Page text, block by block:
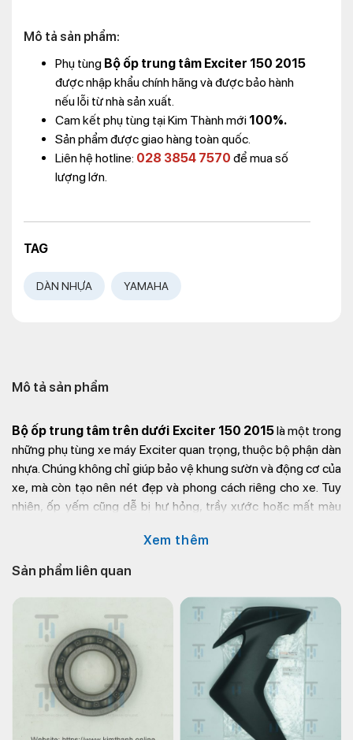
Mô tả sản phẩm:
Phụ tùng Bộ ốp trung tâm Exciter 150 2015
được nhập khẩu chính hãng và được bảo hành
nếu lỗi từ nhà sản xuất.
Cam kết phụ tùng tại Kim Thành mới 100%.
Sản phẩm được giao hàng toàn quốc.
Liên hệ hotline: 028 3854 7570 để mua số
lượng lớn.
TAG
DÀN NHỰA YAMAHA
Mô tả sản phẩm
Bộ ốp trung tâm trên dưới Exciter 150 2015là một trong
những phụ tùng xe máy Exciter quan trọng, thuộc bộ phận dàn
nhựa. Chúng không chỉ giúp bảo vệ khung sườn và động cơ của
xe, mà còn tạo nên nét đẹp và phong cách riêng cho xe. Tuy
nhiên, ốp yếm cũng dễ bị hư hỏng, trầy xước hoặc mất màu
kỳ. Và một trong những điều quan trọng nhất để đảm bảo sự an
toàn và độ bền cho xe Exciter 150 2015 chính là sử dụng các
phụ kiện chất lượng, đặc biệt là bộ ốp trung tâm trên dưới. Vậy
khi thay ốp trung tâm bao nhiêu tiền? Và lưu ý điều gì? Hãy
tham khảo ngay bài viết này của
phụ tùng xe máy Kim
Thànhnhé!
Công dụng bộ ốp trung tâm
Yamaha Exciter 2015
Xem thêm
Sản phẩm liên quan